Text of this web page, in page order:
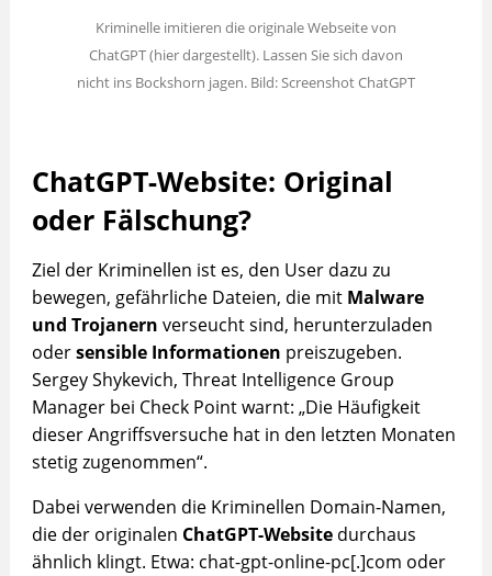
Kriminelle imitieren die originale Webseite von
ChatGPT (hier dargestellt). Lassen Sie sich davon
nicht ins Bockshorn jagen. Bild: Screenshot ChatGPT
ChatGPT-Website: Original
oder Fälschung?
Ziel der Kriminellen ist es, den User dazu zu
bewegen, gefährliche Dateien, die mit Malware
und Trojanern verseucht sind, herunterzuladen
odersensible Informationen preiszugeben.
Sergey Shykevich, Threat Intelligence Group
Manager bei Check Point warnt: „Die Häufigkeit
dieser Angriffsversuche hat in den letzten Monaten
stetig zugenommen“.
Dabei verwenden die Kriminellen Domain-Namen,
die der originalen ChatGPT-Websitedurchaus
ähnlich klingt. Etwa: chat-gpt-online-pc[.]com oder